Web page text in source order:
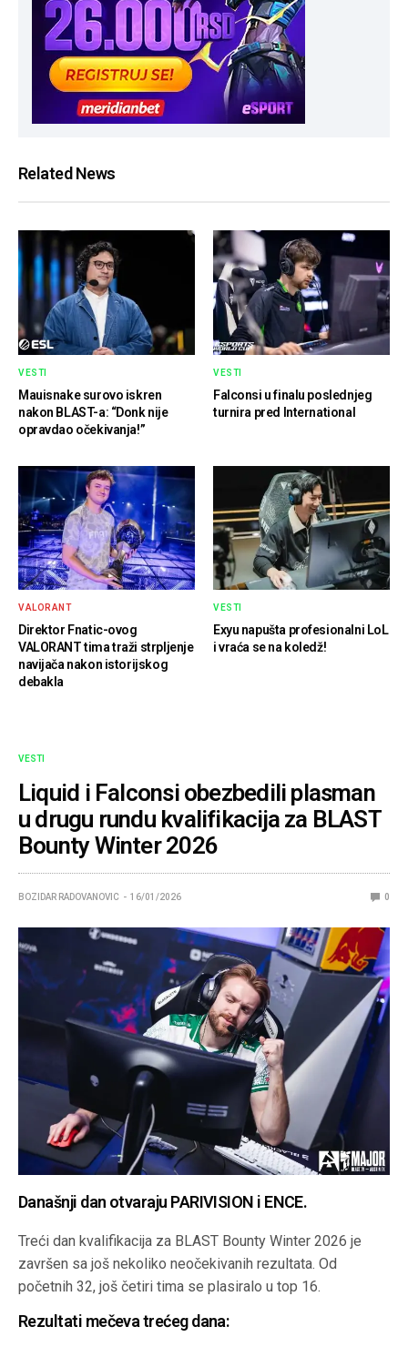
Related News
VESTI
Mauisnake surovo iskren
nakon BLAST-a: “Donk nije
opravdao očekivanja!”
VESTI
Falconsi u finalu poslednjeg
turnira pred International
VALORANT
Direktor Fnatic-ovog
VALORANT tima traži strpljenje
navijača nakon istorijskog
debakla
VESTI
Exyu napušta profesionalni LoL
i vraća se na koledž!
VESTI
Liquid i Falconsi obezbedili plasman
u drugu rundu kvalifikacija za BLAST
Bounty Winter 2026
BOZIDAR RADOVANOVIC 16/01/2026 0
Današnji dan otvaraju PARIVISION i ENCE.
Treći dan kvalifikacija za BLAST Bounty Winter 2026 je
završen sa još nekoliko neočekivanih rezultata. Od
početnih 32, još četiri tima se plasiralo u top 16.
Rezultati mečeva trećeg dana: